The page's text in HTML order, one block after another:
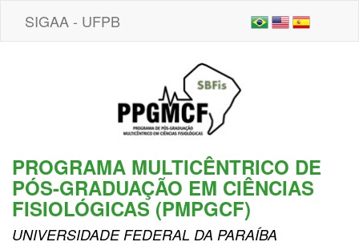
SIGAA - UFPB
PROGRAMA MULTICÊNTRICO DE
PÓS-GRADUAÇÃO EM CIÊNCIAS
FISIOLÓGICAS (PMPGCF)
UNIVERSIDADE FEDERAL DA PARAÍBA